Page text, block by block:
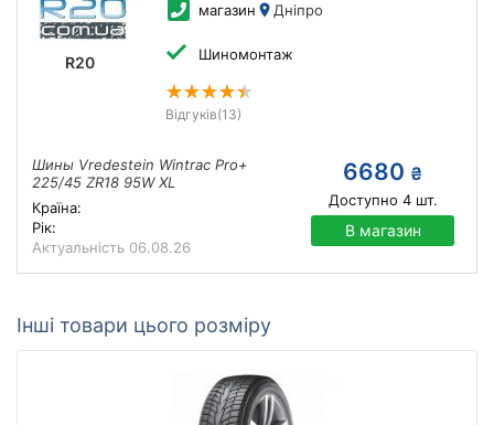
R20
магазин Дніпро
Шиномонтаж
Відгуків(13)
Шины Vredestein Wintrac Pro+
225/45 ZR18 95W XL
Країна:
Рік:
Актуальність 06.08.26
6680 ₴
Доступно 4шт.
В магазин
Інші товари цього розміру